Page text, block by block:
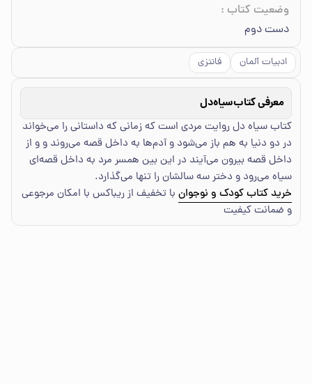
وضعیت کتاب :
دست دوم
ادبیات آلمان فانتزی
معرفی کتابسیاه‌دل
کتاب سیاه دل روایت مردی است که زمانی که داستانی را می‌خواند
در دو دنیا به هم باز می‌شود و آدم‌ها به داخل قصه می‌روند و و از
داخل قصه بیرون می‌آیند در این بین همسر مرد به داخل قصه‌ای
سیاه می‌رود و دختر سه سالشان را تنها می‌گذارد.
خرید کتاب کودک و نوجوان با تخفیف از ریباکس با امکان مرجوعی
و ضمانت کیفیت